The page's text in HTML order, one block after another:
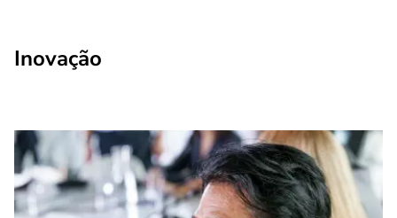
Inovação